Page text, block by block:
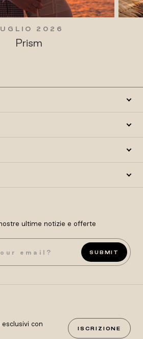
2026
Prism
ultime notizie e offerte
SUBMIT
con
ISCRIZIONE